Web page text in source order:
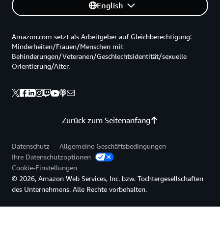
English
Zurück zum Seitenanfang
Amazon.com setzt als Arbeitgeber auf Gleichberechtigung:
Minderheiten/Frauen/Menschen mit
Behinderungen/Veteranen/Geschlechtsidentität/sexuelle
Orientierung/Alter.
Datenschutz
Allgemeine Geschäftsbedingungen
Ihre Datenschutzoptionen
Cookie-Einstellungen
© 2026, Amazon Web Services, Inc. bzw. Tochtergesellschaften
des Unternehmens. Alle Rechte vorbehalten.